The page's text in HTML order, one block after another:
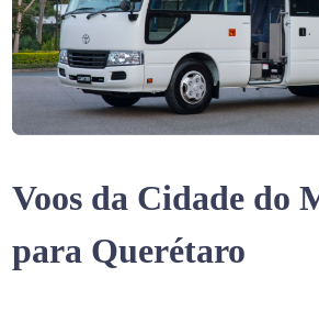
Voos da Cidade do
para Querétaro